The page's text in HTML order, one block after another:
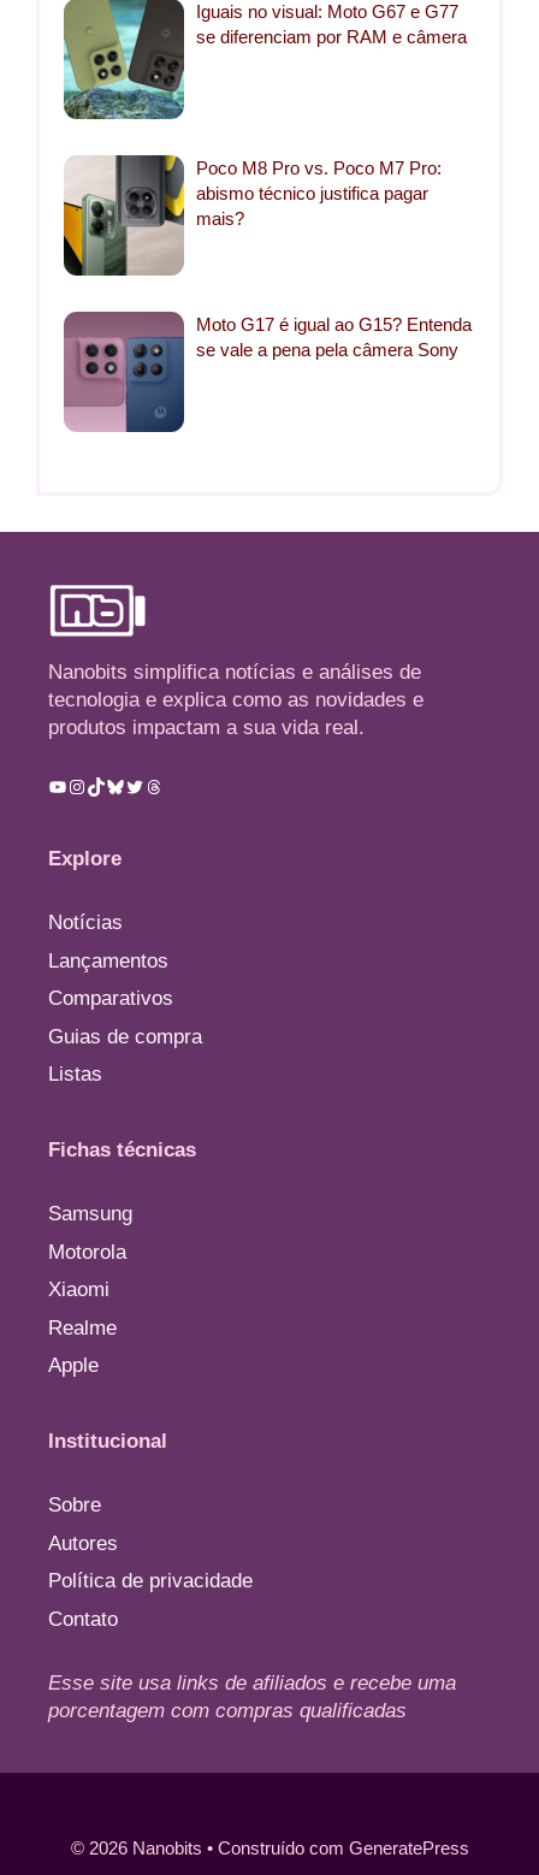
Iguais no visual: Moto G67 e G77
se diferenciam por RAM e câmera
Poco M8 Pro vs. Poco M7 Pro:
abismo técnico justifica pagar
mais?
Moto G17 é igual ao G15? Entenda
se vale a pena pela câmera Sony
Nanobits simplifica notícias e análises de
tecnologia e explica como as novidades e
produtos impactam a sua vida real.
Youtube
Instagram
TikTok
Bluesky
TwitterThreads
Explore
Notícias
Lançamentos
Comparativos
Guias de compra
Listas
Fichas técnicas
Samsung
Motorola
Xiaomi
Realme
Apple
Institucional
Sobre
Autores
Política de privacidade
Contato
Esse site usa links de afiliados e recebe uma
porcentagem com compras qualificadas
© 2026 Nanobits • Construído com GeneratePress